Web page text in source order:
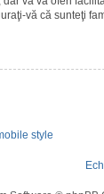
vă că sunteţi
style